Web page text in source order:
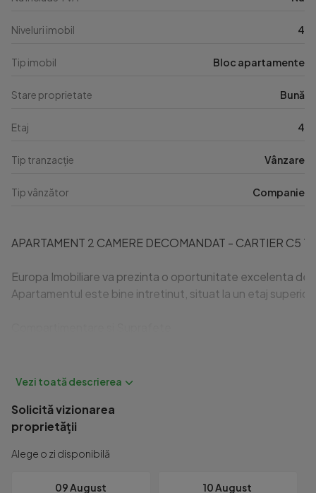
Niveluri imobil 4
Tip imobil Bloc apartamente
Stare proprietate Bună
Etaj 4
Tip tranzacție Vânzare
Tip vânzător Companie
APARTAMENT 2 CAMERE DECOMANDAT - CARTIER C5
Europa Imobiliare va prezinta o oportunitate excelenta
Apartamentul este bine intretinut, situat la un etaj
	Suprafata utila totala: 51 mp.
	Balcon: Icirc;nchis, cu acces direct din sufragerie.
	An constructie cladire: 1982.
Compartimentare: Decomandat, oferind intimitate
Solicită vizionarea
proprietății
Alege o zi disponibilă
09 August 10 August